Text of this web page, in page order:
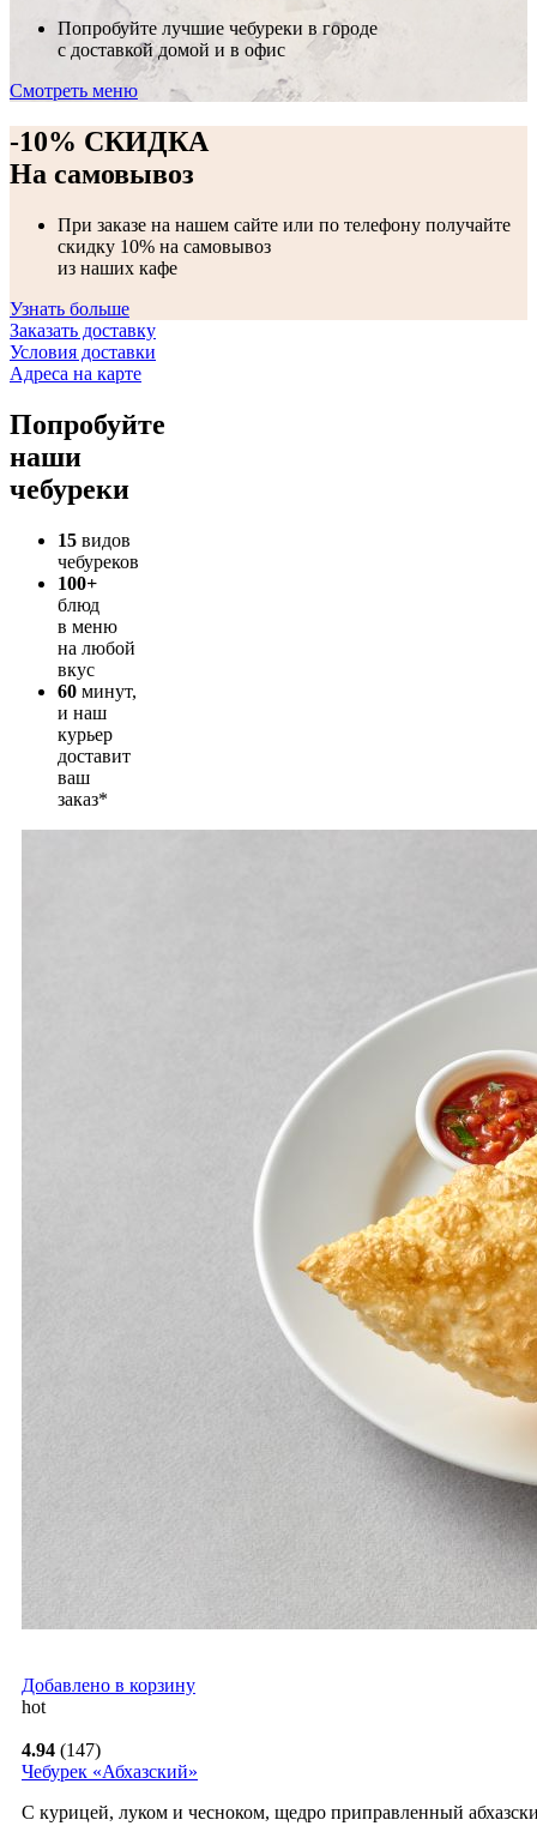
Попробуйте лучшие чебуреки в городе
с доставкой домой и в офис
Смотреть меню
-10% СКИДКА
На самовывоз
При заказе на нашем сайте или по телефону получайте
скидку 10% на самовывоз
из наших кафе
Узнать больше
Заказать доставку
Условия доставки
Адреса на карте
Попробуйте
наши
чебуреки
15 видов
чебуреков
100+
блюд
в меню
на любой
вкус
60 минут,
и наш
курьер
доставит
ваш
заказ*
Добавлено в корзину
hot
4.94 (147)
Чебурек «Абхазский»
С курицей, луком и чесноком, щедро приправленный